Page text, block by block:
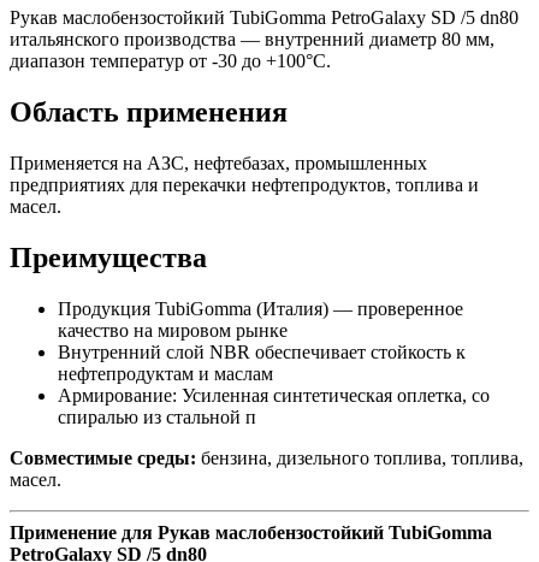
Рукав маслобензостойкий TubiGomma PetroGalaxy SD /5 dn80
итальянского производства — внутренний диаметр 80 мм,
диапазон температур от -30 до +100°C.
Область применения
Применяется на АЗС, нефтебазах, промышленных
предприятиях для перекачки нефтепродуктов, топлива и
масел.
Преимущества
Продукция TubiGomma (Италия) — проверенное
качество на мировом рынке
Внутренний слой NBR обеспечивает стойкость к
нефтепродуктам и маслам
Армирование: Усиленная синтетическая оплетка, со
спиралью из стальной п
Совместимые среды: бензина, дизельного топлива, топлива,
масел.
Применение для Рукав маслобензостойкий TubiGomma
PetroGalaxy SD /5 dn80